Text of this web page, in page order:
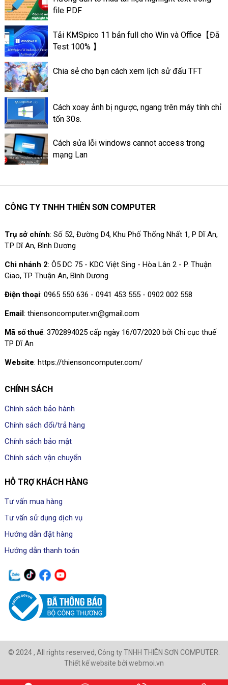
trên máy tính có thể giúp máy
tính có thể đạt được hiệu suất
tốt. Và có hoạt động ổn định
tốt hơn. Sau đây là thông tin về
mức quan trọng của keo tản
nhiệt ở trên máy tính.
file PDF
Tải KMSpico 11 bản full cho Win và Office【Đã
Test 100% 】
Chia sẻ cho bạn cách xem lịch sử đấu TFT
Cách xoay ảnh bị ngược, ngang trên máy tính chỉ
tốn 30s.
Cách sửa lỗi windows cannot access trong
mạng Lan
CÔNG TY TNHH THIÊN SƠN COMPUTER
Trụ sở chính: Số 52, Đường D4, Khu Phố Thống Nhất 1, P Dĩ An,
T.P Dĩ An, Bình Dương
Chi nhánh 2: Ô5 DC 75 - KDC Việt Sing - Hòa Lân 2 - P. Thuận
Giao, TP Thuận An, Bình Dương
Điện thoại: 0965 550 636 - 0941 453 555 - 0902 002 558
Email: thiensoncomputer.vn@gmail.com
Mã số thuế: 3702894025 cấp ngày 16/07/2020 bởi Chi cục thuế
TP Dĩ An
Website: https://thiensoncomputer.com/
CHÍNH SÁCH
Chính sách bảo hành
Chính sách đổi/trả hàng
Chính sách bảo mật
Chính sách vận chuyển
HỖ TRỢ KHÁCH HÀNG
Tư vấn mua hàng
Tư vấn sử dụng dịch vụ
Hướng dẫn đặt hàng
Hướng dẫn thanh toán
© 2024 , All rights reserved, Công ty TNHH THIÊN SƠN COMPUTER.
Thiết kế website bởi webmoi.vn